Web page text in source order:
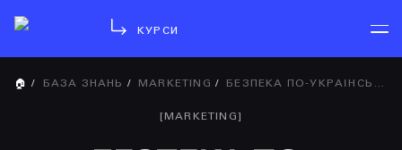
КУРСИ
🏠 / БАЗА ЗНАНЬ / MARKETING / БЕЗПЕКА ПО-УКРАЇНСЬКИ: ЯК AJAX SYSTEMS БУДУЄ ПРОДУКТ І МАРКЕТИНГ НА 187 РИНКАХ СВІТУ
[ MARKETING]